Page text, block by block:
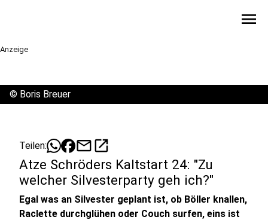
menu
Anzeige
© Boris Breuer
Teilen: mailopen_in_new
Atze Schröders Kaltstart 24: "Zu
welcher Silvesterparty geh ich?"
Egal was an Silvester geplant ist, ob Böller knallen,
Raclette durchglühen oder Couch surfen, eins ist